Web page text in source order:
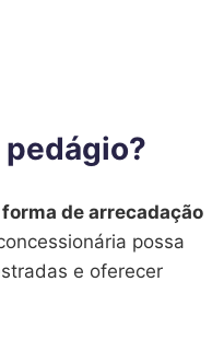
pedágio?
forma de arrecadação
possa
e oferecer